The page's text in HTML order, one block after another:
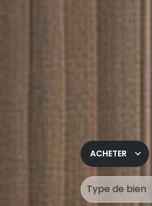
ACHETER
De l'ancien
Type de bien